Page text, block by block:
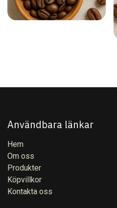
Användbara länkar
Hem
Om oss
Produkter
Köpvillkor
Kontakta oss